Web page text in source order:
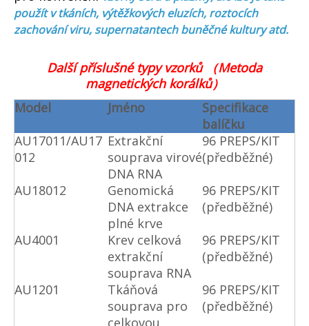
použít v tkáních, výtěžkových eluzích, roztocích
zachování viru, supernatantech buněčné kultury atd.
Další příslušné typy vzorků （Metoda
magnetických korálků）
Model
Jméno
Specifikace
balíčku
AU17011/AU17
012
Extrakční
souprava virové
DNA RNA
96 PREPS/KIT
(předběžné)
AU18012
Genomická
DNA extrakce
plné krve
96 PREPS/KIT
(předběžné)
AU4001
Krev celková
extrakční
souprava RNA
96 PREPS/KIT
(předběžné)
AU1201
Tkáňová
souprava pro
celkovou
96 PREPS/KIT
(předběžné)